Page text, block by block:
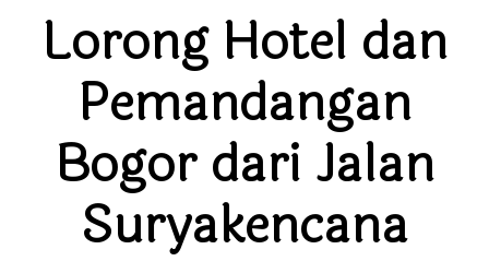
Lorong Hotel dan
Pemandangan
Bogor dari Jalan
Suryakencana